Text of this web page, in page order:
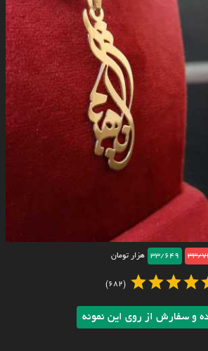
33/
33/649 هزار تومان
(682)
و سفارش از روی این نمونه